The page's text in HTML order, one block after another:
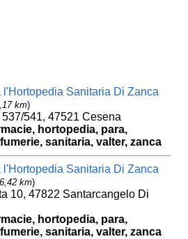
l'Hortopedia Sanitaria Di Zanca
km)
541, 47521 Cesena
hortopedia, para,
sanitaria, valter, zanca
l'Hortopedia Sanitaria Di Zanca
km)
10, 47822 Santarcangelo Di
hortopedia, para,
sanitaria, valter, zanca